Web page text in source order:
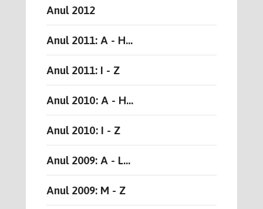
Anul 2012
Anul 2011: A - H...
Anul 2011: I - Z
Anul 2010: A - H...
Anul 2010: I - Z
Anul 2009: A - L...
Anul 2009: M - Z